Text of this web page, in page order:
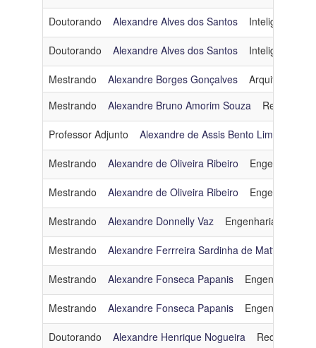
Doutorando Alexandre Alves dos Santos Inteligência
Doutorando Alexandre Alves dos Santos Inteligência
Mestrando Alexandre Borges Gonçalves
Arquitetura e
Mestrando
Alexandre Bruno Amorim Souza Redes de
Professor Adjunto Alexandre de Assis Bento Lima
Mestrando Alexandre de Oliveira Ribeiro Engenharia
Mestrando Alexandre de Oliveira Ribeiro Engenharia
Mestrando Alexandre Donnelly Vaz Engenharia de
Mestrando Alexandre Ferrreira Sardinha de Mattos
Mestrando Alexandre Fonseca Papanis Engenharia de
Mestrando Alexandre Fonseca Papanis Engenharia de
Doutorando Alexandre Henrique Nogueira Redes de